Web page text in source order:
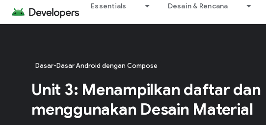
Essentials Desain & Rencana
Dasar-Dasar Android dengan Compose
Unit 3: Menampilkan daftar dan
menggunakan Desain Material